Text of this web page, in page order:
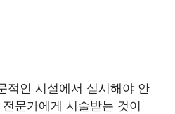
적인 시설에서 실시해야 안
문가에게 시술받는 것이